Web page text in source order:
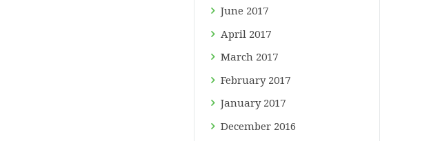
June 2017
April 2017
March 2017
February 2017
January 2017
December 2016